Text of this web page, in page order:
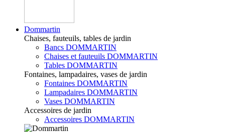
Dommartin
Chaises, fauteuils, tables de jardin
Bancs DOMMARTIN
Chaises et fauteuils DOMMARTIN
Tables DOMMARTIN
Fontaines, lampadaires, vases de jardin
Fontaines DOMMARTIN
Lampadaires DOMMARTIN
Vases DOMMARTIN
Accessoires de jardin
Accessoires DOMMARTIN